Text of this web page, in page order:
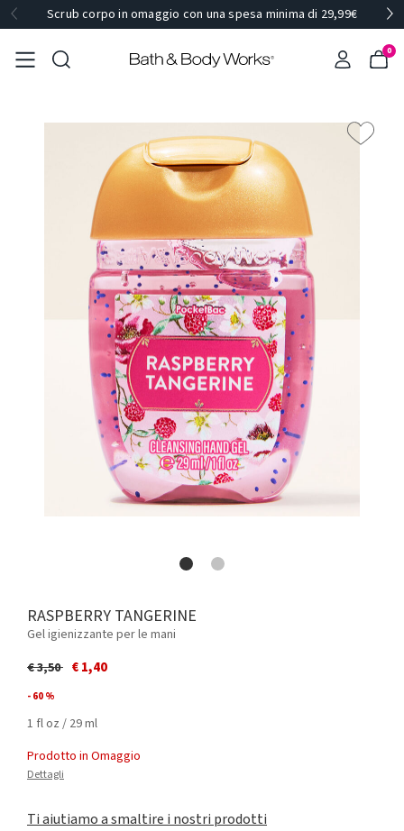
Scrub corpo in omaggio con una spesa minima di 29,99€
0
RASPBERRY TANGERINE
Gel igienizzante per le mani
Price reduced from
€ 3,50to€ 1,40
- 60 %
1 fl oz / 29 ml
Prodotto in Omaggio
Dettagli
Ti aiutiamo a smaltire i nostri prodotti